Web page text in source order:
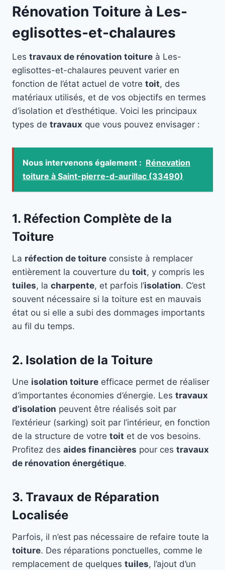
Rénovation Toiture à Les-
eglisottes-et-chalaures
Les travaux de rénovation toiture à Les-
eglisottes-et-chalaures peuvent varier en
fonction de l’état actuel de votre toit, des
matériaux utilisés, et de vos objectifs en termes
d’isolation et d’esthétique. Voici les principaux
types de travaux que vous pouvez envisager :
Nous intervenons également : Rénovation
toiture à Saint-pierre-d-aurillac (33490)
1. Réfection Complète de la
Toiture
La réfection de toiture consiste à remplacer
entièrement la couverture du toit, y compris les
tuiles, la charpente, et parfois l’isolation. C’est
souvent nécessaire si la toiture est en mauvais
état ou si elle a subi des dommages importants
au fil du temps.
2. Isolation de la Toiture
Une isolation toiture efficace permet de réaliser
d’importantes économies d’énergie. Les travaux
d’isolation peuvent être réalisés soit par
l’extérieur (sarking) soit par l’intérieur, en fonction
de la structure de votre toit et de vos besoins.
Profitez des aides financières pour ces travaux
de rénovation énergétique.
3. Travaux de Réparation
Localisée
Parfois, il n’est pas nécessaire de refaire toute la
toiture. Des réparations ponctuelles, comme le
remplacement de quelques tuiles, l’ajout d’un